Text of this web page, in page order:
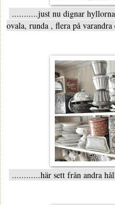
...........just nu dignar
ovala, runda , flera på
............här sett från andra